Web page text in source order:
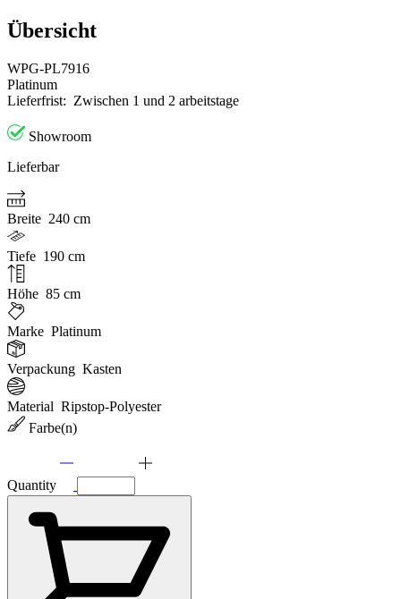
Übersicht
WPG-PL7916
Platinum
Lieferfrist: Zwischen 1 und 2 arbeitstage
Showroom
Lieferbar
Breite 240 cm
Tiefe 190 cm
Höhe 85 cm
Marke Platinum
Verpackung Kasten
Material Ripstop-Polyester
Farbe(n)
Quantity